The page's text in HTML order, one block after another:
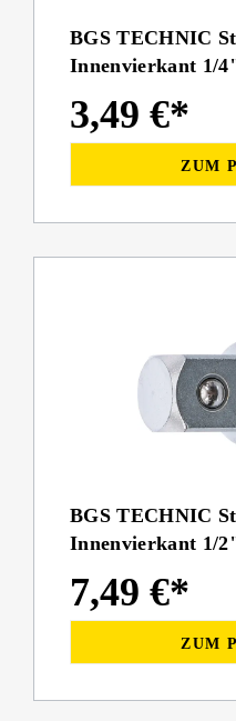
BGS TECHNIC
Innenvierkant 1/
3,49 €*
ZUM
BGS TECHNIC
Innenvierkant 1/
7,49 €*
ZUM